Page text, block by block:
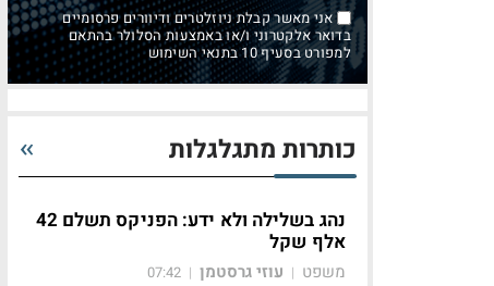
אני מאשר קבלת ניוזלטרים ודיוורים פרסומיים
בדואר אלקטרוני ו/או באמצעות הסלולר בהתאם
למפורט בסעיף 10 בתנאי השימוש
כותרות מתגלגלות
נהג בשלילה ולא ידע: הפניקס תשלם 42
אלף שקל
משפט | עוזי גרסטמן |
07:42